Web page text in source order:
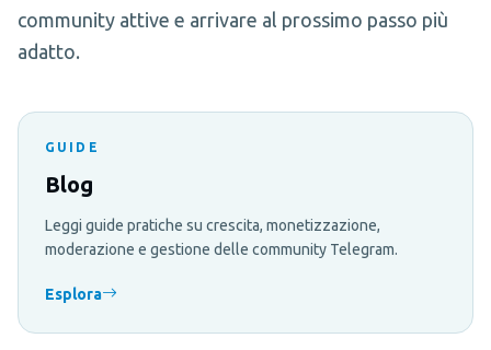
community attive e arrivare al prossimo passo più
adatto.
GUIDE
Blog
Leggi guide pratiche su crescita, monetizzazione,
moderazione e gestione delle community Telegram.
Esplora